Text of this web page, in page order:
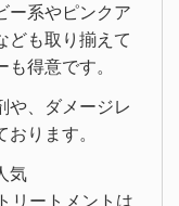
ー系やピンクア
ども取り揃えて
得意です。
や、ダメージレ
ります。
気